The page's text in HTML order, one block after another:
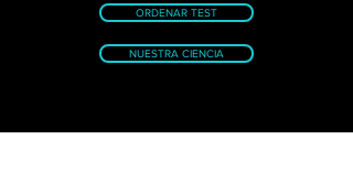
ORDENAR TEST
NUESTRA CIENCIA